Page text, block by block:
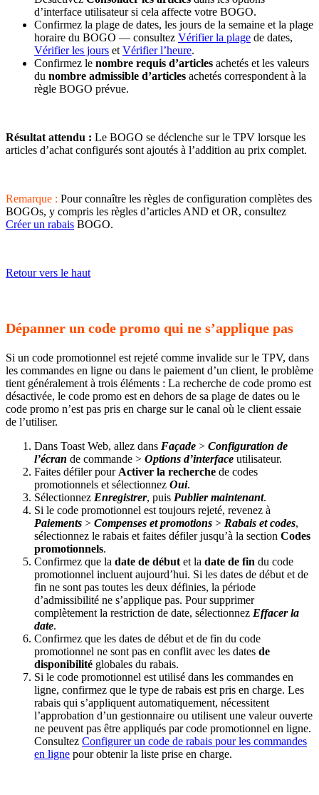
d’interface utilisateur si cela affecte votre BOGO.
Confirmez la plage de dates, les jours de la semaine et la plage
horaire du BOGO — consultez Vérifier la plage de dates,
Vérifier les jours et Vérifier l’heure.
Confirmez le nombre requis d’articles achetés et les valeurs
du nombre admissible d’articles achetés correspondent à la
règle BOGO prévue.
Résultat attendu : Le BOGO se déclenche sur le TPV lorsque les
articles d’achat configurés sont ajoutés à l’addition au prix complet.
Remarque : Pour connaître les règles de configuration complètes des
BOGOs, y compris les règles d’articles AND et OR, consultez
Créer un rabais BOGO.
Retour vers le haut
Dépanner un code promo qui ne s’applique pas
Si un code promotionnel est rejeté comme invalide sur le TPV, dans
les commandes en ligne ou dans le paiement d’un client, le problème
tient généralement à trois éléments : La recherche de code promo est
désactivée, le code promo est en dehors de sa plage de dates ou le
code promo n’est pas pris en charge sur le canal où le client essaie
de l’utiliser.
Dans Toast Web, allez dans Façade > Configuration de
l’écran de commande > Options d’interface utilisateur.
Faites défiler pour Activer la recherche de codes
promotionnels et sélectionnez Oui.
Sélectionnez Enregistrer, puis Publier maintenant.
Si le code promotionnel est toujours rejeté, revenez à
Paiements > Compenses et promotions > Rabais et codes,
sélectionnez le rabais et faites défiler jusqu’à la section Codes
promotionnels.
Confirmez que la date de début et la date de fin du code
promotionnel incluent aujourd’hui. Si les dates de début et de
fin ne sont pas toutes les deux définies, la période
d’admissibilité ne s’applique pas. Pour supprimer
complètement la restriction de date, sélectionnez Effacer la
date.
Confirmez que les dates de début et de fin du code
promotionnel ne sont pas en conflit avec les dates de
disponibilité globales du rabais.
Si le code promotionnel est utilisé dans les commandes en
ligne, confirmez que le type de rabais est pris en charge. Les
rabais qui s’appliquent automatiquement, nécessitent
l’approbation d’un gestionnaire ou utilisent une valeur ouverte
ne peuvent pas être appliqués par code promotionnel en ligne.
Consultez Configurer un code de rabais pour les commandes
en ligne pour obtenir la liste prise en charge.